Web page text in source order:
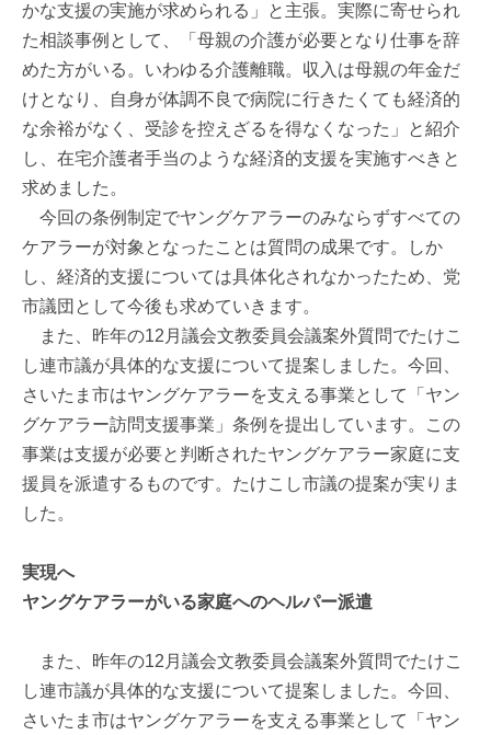
かな支援の実施が求められる」と主張。実際に寄せられ
た相談事例として、「母親の介護が必要となり仕事を辞
めた方がいる。いわゆる介護離職。収入は母親の年金だ
けとなり、自身が体調不良で病院に行きたくても経済的
な余裕がなく、受診を控えざるを得なくなった」と紹介
し、在宅介護者手当のような経済的支援を実施すべきと
求めました。
今回の条例制定でヤングケアラーのみならずすべての
ケアラーが対象となったことは質問の成果です。しか
し、経済的支援については具体化されなかったため、党
市議団として今後も求めていきます。
また、昨年の12月議会文教委員会議案外質問でたけこ
し連市議が具体的な支援について提案しました。今回、
さいたま市はヤングケアラーを支える事業として「ヤン
グケアラー訪問支援事業」条例を提出しています。この
事業は支援が必要と判断されたヤングケアラー家庭に支
援員を派遣するものです。たけこし市議の提案が実りま
した。
実現へ
ヤングケアラーがいる家庭へのヘルパー派遣
また、昨年の12月議会文教委員会議案外質問でたけこ
し連市議が具体的な支援について提案しました。今回、
さいたま市はヤングケアラーを支える事業として「ヤン